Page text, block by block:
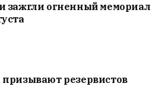
зажгли огненный мемориал
призывают резервистов